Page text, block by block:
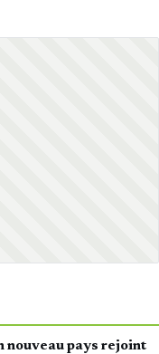
nouveau pays rejoint